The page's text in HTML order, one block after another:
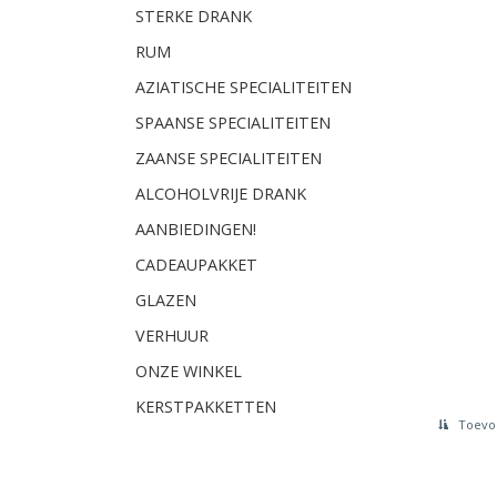
STERKE DRANK
RUM
AZIATISCHE SPECIALITEITEN
SPAANSE SPECIALITEITEN
ZAANSE SPECIALITEITEN
ALCOHOLVRIJE DRANK
AANBIEDINGEN!
CADEAUPAKKET
GLAZEN
VERHUUR
ONZE WINKEL
KERSTPAKKETTEN